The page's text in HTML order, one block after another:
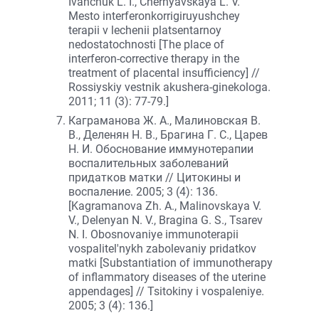
Mesto interferonkorrigiruyushchey
terapii v lechenii platsentarnoy
nedostatochnosti [The place of
interferon-corrective therapy in the
treatment of placental insufficiency] //
Rossiyskiy vestnik akushera-ginekologa.
2011; 11 (3): 77-79.]
Каграманова Ж. А., Малиновская В.
В., Деленян Н. В., Брагина Г. С., Царев
Н. И. Обоснование иммунотерапии
воспалительных заболеваний
придатков матки // Цитокины и
воспаление. 2005; 3 (4): 136.
[Kagramanova Zh. A., Malinovskaya V.
V., Delenyan N. V., Bragina G. S., Tsarev
N. I. Obosnovaniye immunoterapii
vospalitel'nykh zabolevaniy pridatkov
matki [Substantiation of immunotherapy
of inflammatory diseases of the uterine
appendages] // Tsitokiny i vospaleniye.
2005; 3 (4): 136.]